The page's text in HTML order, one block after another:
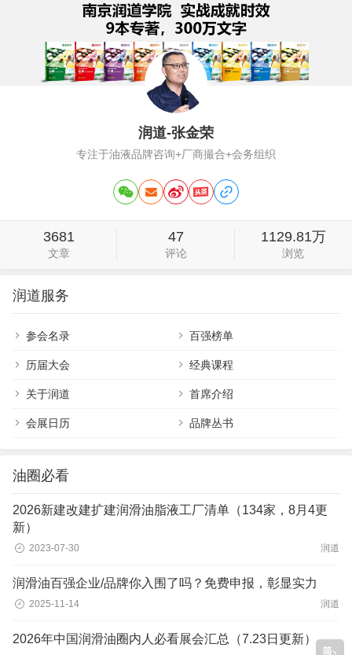
苑认为，产品当然需要卖点，抢夺客户自
然需要诱惑力…
润道-张金荣
专注于油液品牌咨询+厂商撮合+会务组织
3681
文章
47
评论
1129.81万
浏览
润道服务
参会名录 百强榜单
历届大会 经典课程
关于润道 首席介绍
会展日历 品牌丛书
油圈必看
2026新建改建扩建润滑油脂液工厂清单（134家，8月4更
新）
2023-07-30 润道
润滑油百强企业/品牌你入围了吗？免费申报，彰显实力
2025-11-14 润道
2026年中国润滑油圈内人必看展会汇总（7.23日更新）